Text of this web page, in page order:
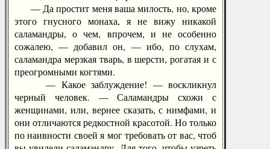
— Да простит меня ваша милость, но, кроме
этого гнусного монаха, я не вижу никакой
саламандры, о чем, впрочем, и не особенно
сожалею, — добавил он, — ибо, по слухам,
саламандра мерзкая тварь, в шерсти, рогатая и с
преогромными когтями.
— Какое заблуждение! — воскликнул
черный человек. — Саламандры схожи с
женщинами, или, вернее сказать, с нимфами, и
они отличаются редкостной красотой. Но только
по наивности своей я мог требовать от вас, чтоб